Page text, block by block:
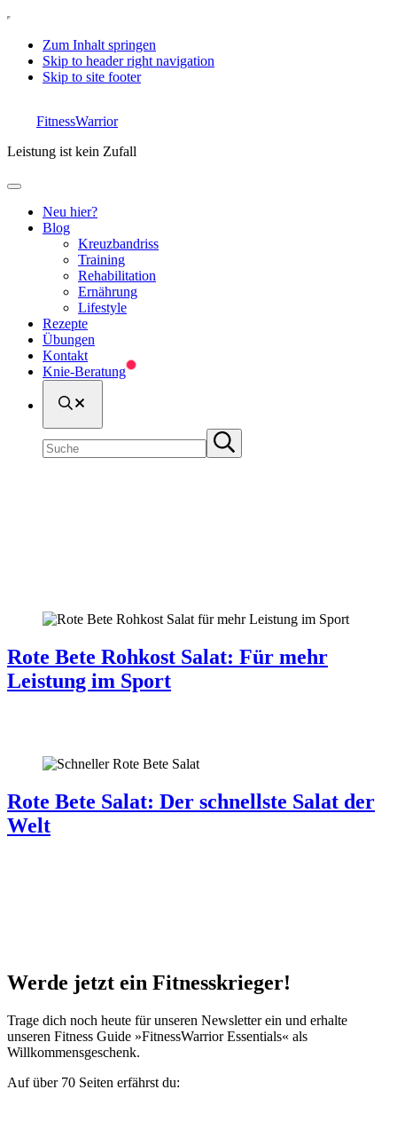
Zum Inhalt springen
Skip to header right navigation
Skip to site footer
FitnessWarrior
Leistung ist kein Zufall
Menu
Neu hier?
Blog
Kreuzbandriss
Training
Rehabilitation
Ernährung
Lifestyle
Rezepte
Übungen
Kontakt
Knie-Beratung
Suche
durchsuchen
Submit
search
Rote Bete Rohkost Salat: Für mehr
Leistung im Sport
Rote Bete Salat: Der schnellste Salat der
Welt
Werde jetzt ein Fitnesskrieger!
Trage dich noch heute für unseren Newsletter ein und erhalte
unseren Fitness Guide »Fitness­Warrior Essentials« als
Willkommensgeschenk.
Auf über 70 Seiten erfährst du: